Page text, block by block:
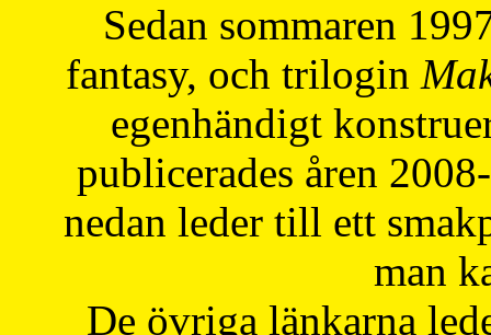
Sedan sommaren
fantasy, och trilogin
egenhändigt
publicerades åren
nedan leder till ett
man
De övriga länkarna